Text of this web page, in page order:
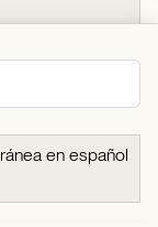
en español